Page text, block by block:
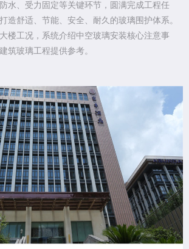
水、受力固定等关键环节，圆满完成工程任
造舒适、节能、安全、耐久的玻璃围护体系。
楼工况，系统介绍中空玻璃安装核心注意事
筑玻璃工程提供参考。